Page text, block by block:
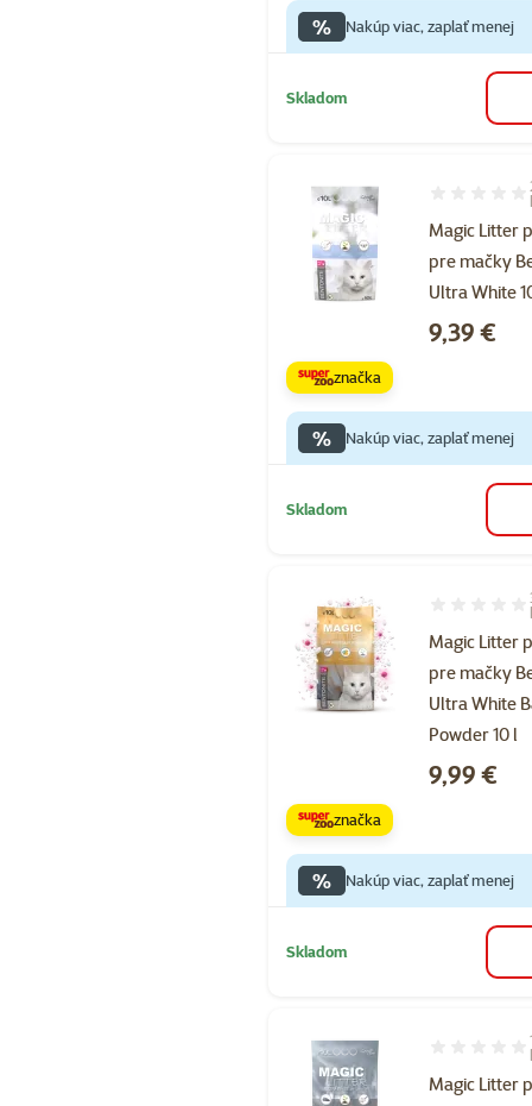
% Nakúp viac, zaplať menej
Skladom
Magic Litter
pre mačky
Ultra White
Hodnotenie
Cena
9,39 €
značka
% Nakúp viac, zaplať menej
Skladom
Magic Litter
pre mačky
Ultra White
Powder 10 l
Hodnotenie
Cena
9,99 €
značka
% Nakúp viac, zaplať menej
Skladom
Magic Litter
Hodnotenie